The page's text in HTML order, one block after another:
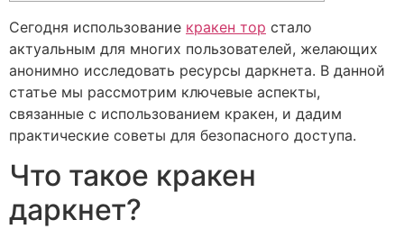
Сегодня использование кракен тор стало
актуальным для многих пользователей, желающих
анонимно исследовать ресурсы даркнета. В данной
статье мы рассмотрим ключевые аспекты,
связанные с использованием кракен, и дадим
практические советы для безопасного доступа.
Что такое кракен
даркнет?